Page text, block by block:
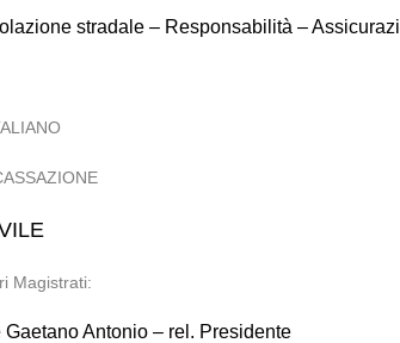
stradale – Responsabilità –
Magistrati:
Gaetano Antonio – rel. Presidente